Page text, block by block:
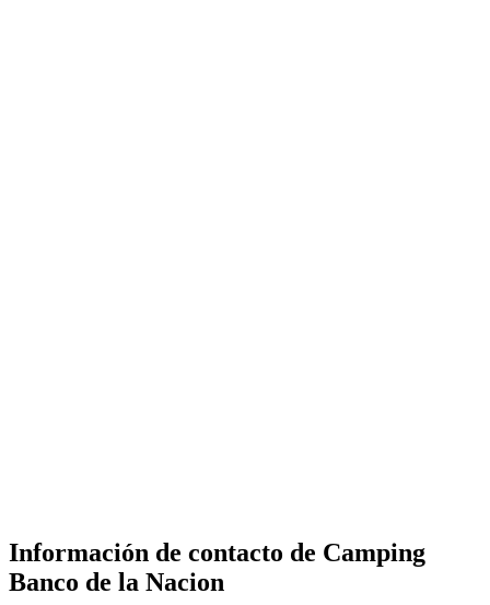
Información de contacto de Camping
Banco de la Nacion